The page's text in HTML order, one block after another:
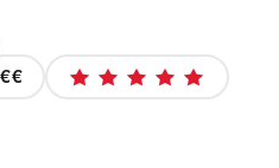
prix
5